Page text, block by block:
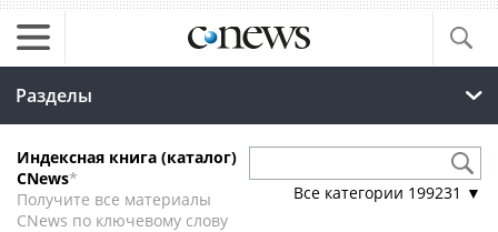
Разделы
Индексная книга (каталог)
CNews*
Получите все материалы
CNews по ключевому слову
Все категории 199231 ▼